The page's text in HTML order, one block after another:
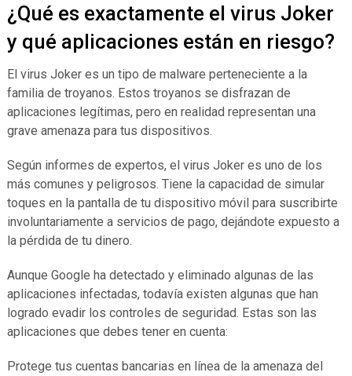
¿Qué es exactamente el virus Joker
y qué aplicaciones están en riesgo?
El virus Joker es un tipo de malware perteneciente a la
familia de troyanos. Estos troyanos se disfrazan de
aplicaciones legítimas, pero en realidad representan una
grave amenaza para tus dispositivos.
Según informes de expertos, el virus Joker es uno de los
más comunes y peligrosos. Tiene la capacidad de simular
toques en la pantalla de tu dispositivo móvil para suscribirte
involuntariamente a servicios de pago, dejándote expuesto a
la pérdida de tu dinero.
Aunque Google ha detectado y eliminado algunas de las
aplicaciones infectadas, todavía existen algunas que han
logrado evadir los controles de seguridad. Estas son las
aplicaciones que debes tener en cuenta:
Protege tus cuentas bancarias en línea de la amenaza del